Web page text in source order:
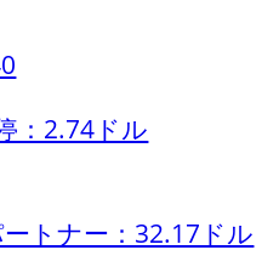
：2.74ドル
トナー：32.17ドル